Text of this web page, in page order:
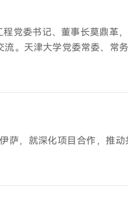
党委书记、董事长莫鼎革
。天津大学党委常委、常
萨，就深化项目合作，推动